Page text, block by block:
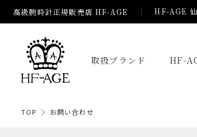
高級腕時計正規販売店 HF-AGE HF-AGE
取扱ブランド HF-
TOP お問い合わせ